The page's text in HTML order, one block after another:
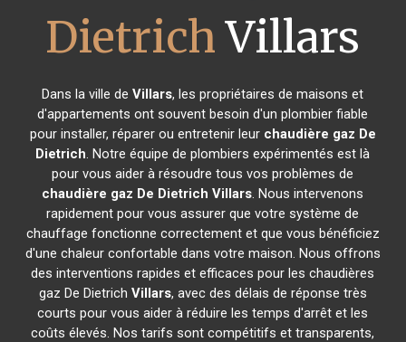
DietrichVillars
Dans la ville deVillars, les propriétaires de maisons et
d'appartements ont souvent besoin d'un plombier fiable
pour installer, réparer ou entretenir leur chaudière gaz De
Dietrich. Notre équipe de plombiers expérimentés est là
pour vous aider à résoudre tous vos problèmes de
chaudière gaz De Dietrich Villars. Nous intervenons
rapidement pour vous assurer que votre système de
chauffage fonctionne correctement et que vous bénéficiez
d'une chaleur confortable dans votre maison. Nous offrons
des interventions rapides et efficaces pour les chaudières
gaz De Dietrich Villars, avec des délais de réponse très
courts pour vous aider à réduire les temps d'arrêt et les
coûts élevés. Nos tarifs sont compétitifs et transparents,